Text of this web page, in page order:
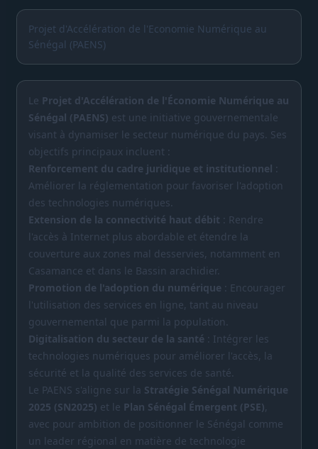
Projet d'Accélération de l'Economie Numérique au
Sénégal (PAENS)
Le Projet d'Accélération de l'Économie Numérique au
Sénégal (PAENS) est une initiative gouvernementale
visant à dynamiser le secteur numérique du pays. Ses
objectifs principaux incluent :
Renforcement du cadre juridique et institutionnel :
Améliorer la réglementation pour favoriser l'adoption
des technologies numériques.
Extension de la connectivité haut débit : Rendre
l'accès à Internet plus abordable et étendre la
couverture aux zones mal desservies, notamment en
Casamance et dans le Bassin arachidier.
Promotion de l'adoption du numérique : Encourager
l'utilisation des services en ligne, tant au niveau
gouvernemental que parmi la population.
Digitalisation du secteur de la santé : Intégrer les
technologies numériques pour améliorer l'accès, la
sécurité et la qualité des services de santé.
Le PAENS s'aligne sur la Stratégie Sénégal Numérique
2025 (SN2025) et le Plan Sénégal Émergent (PSE),
avec pour ambition de positionner le Sénégal comme
un leader régional en matière de technologie